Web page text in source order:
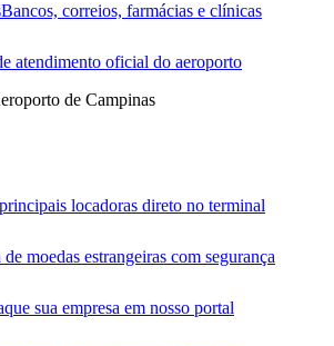
Bancos, correios, farmácias e clínicas
atendimento oficial do aeroporto
de Campinas
locadoras direto no terminal
de moedas estrangeiras com segurança
sua empresa em nosso portal